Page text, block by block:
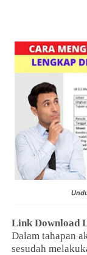
Link Download
Dalam tahapan
sesudah